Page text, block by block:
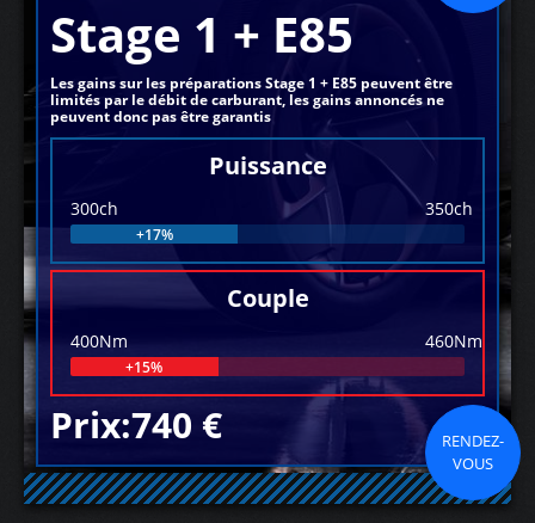
Stage 1 + E85
Les gains sur les préparations Stage 1 + E85 peuvent être
limités par le débit de carburant, les gains annoncés ne
peuvent donc pas être garantis
Puissance
300ch 350ch
+17%
Couple
400Nm 460Nm
+15%
Prix:740 €
RENDEZ-
VOUS